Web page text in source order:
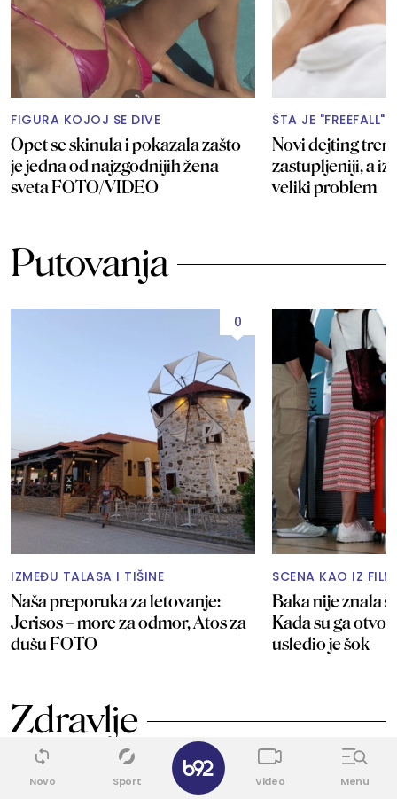
FIGURA KOJOJ SE DIVE
Opet se skinula i pokazala zašto
je jedna od najzgodnijih žena
sveta FOTO/VIDEO
ŠTA JE "FREEFALL"?
Novi dejting
zastupljeniji, a
veliki problem
Putovanja
0
IZMEĐU TALASA I TIŠINE
Naša preporuka za letovanje:
Jerisos – more za odmor, Atos za
dušu FOTO
SCENA KAO IZ
Baka nije znala
Kada su ga
usledio je šok
Zdravlje
Novo Sport Video Menu
✕